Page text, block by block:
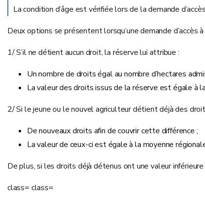
La condition d’âge est vérifiée lors de la demande
Deux options se présentent lorsqu’une demande d’accès
1/ S’il ne détient aucun droit, la réserve lui attribue :
Un nombre de droits égal au nombre d’hectares
La valeur des droits issus de la réserve est égale à
2/ Si le jeune ou le nouvel agriculteur détient déjà des
De nouveaux droits afin de couvrir cette différence ;
La valeur de ceux-ci est égale à la moyenne
De plus, si les droits déjà détenus ont une valeur
class= class=